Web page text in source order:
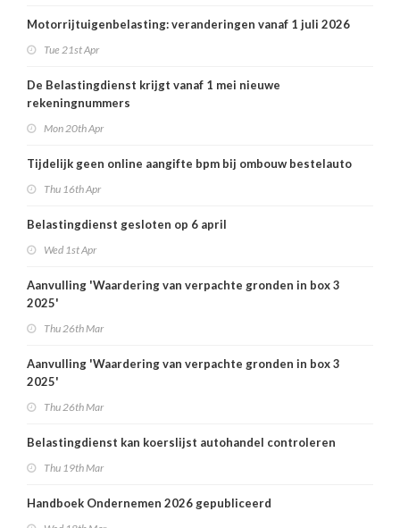
Motorrijtuigenbelasting: veranderingen vanaf 1 juli 2026
Tue 21st Apr
De Belastingdienst krijgt vanaf 1 mei nieuwe
rekeningnummers
Mon 20th Apr
Tijdelijk geen online aangifte bpm bij ombouw bestelauto
Thu 16th Apr
Belastingdienst gesloten op 6 april
Wed 1st Apr
Aanvulling 'Waardering van verpachte gronden in box 3
2025'
Thu 26th Mar
Aanvulling 'Waardering van verpachte gronden in box 3
2025'
Thu 26th Mar
Belastingdienst kan koerslijst autohandel controleren
Thu 19th Mar
Handboek Ondernemen 2026 gepubliceerd